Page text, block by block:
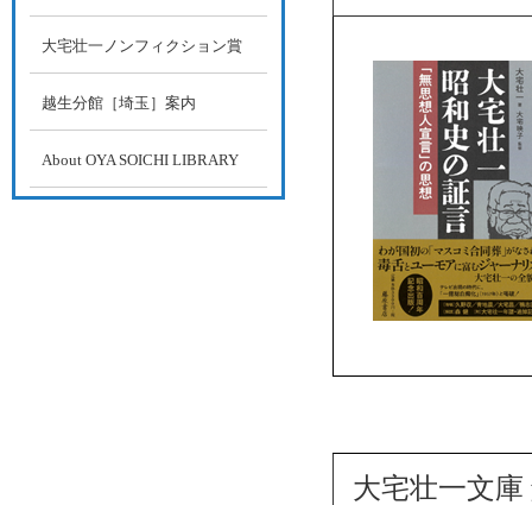
大宅壮一文
大宅壮一ノンフィクション賞
越生分館［埼玉］案内
About OYA SOICHI LIBRARY